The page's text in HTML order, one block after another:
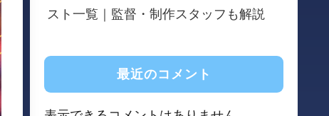
スト一覧｜監督・制作スタッフも解説
最近のコメント